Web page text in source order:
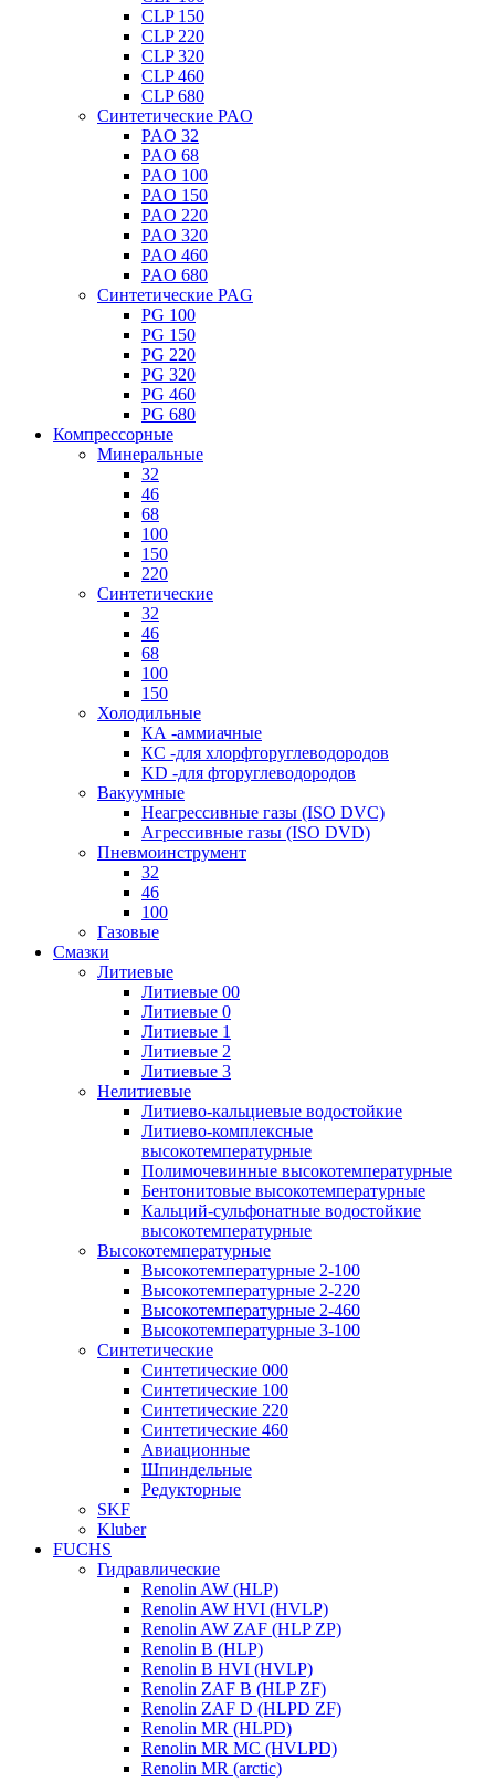
CLP 150
CLP 220
CLP 320
CLP 460
CLP 680
Синтетические PAO
PAO 32
PAO 68
PAO 100
PAO 150
PAO 220
PAO 320
PAO 460
PAO 680
Синтетические PAG
PG 100
PG 150
PG 220
PG 320
PG 460
PG 680
Компрессорные
Минеральные
32
46
68
100
150
220
Синтетические
32
46
68
100
150
Холодильные
КА -аммиачные
КС -для хлорфторуглеводородов
KD -для фторуглеводородов
Вакуумные
Неагрессивные газы (ISO DVC)
Агрессивные газы (ISO DVD)
Пневмоинструмент
32
46
100
Газовые
Смазки
Литиевые
Литиевые 00
Литиевые 0
Литиевые 1
Литиевые 2
Литиевые 3
Нелитиевые
Литиево-кальциевые водостойкие
Литиево-комплексные
высокотемпературные
Полимочевинные высокотемпературные
Бентонитовые высокотемпературные
Кальций-сульфонатные водостойкие
высокотемпературные
Высокотемпературные
Высокотемпературные 2-100
Высокотемпературные 2-220
Высокотемпературные 2-460
Высокотемпературные 3-100
Синтетические
Синтетические 000
Синтетические 100
Синтетические 220
Синтетические 460
Авиационные
Шпиндельные
Редукторные
SKF
Kluber
FUCHS
Гидравлические
Renolin AW (HLP)
Renolin AW HVI (HVLP)
Renolin AW ZAF (HLP ZP)
Renolin B (HLP)
Renolin B HVI (HVLP)
Renolin ZAF B (HLP ZF)
Renolin ZAF D (HLPD ZF)
Renolin MR (HLPD)
Renolin MR MC (HVLPD)
Renolin MR (arctic)